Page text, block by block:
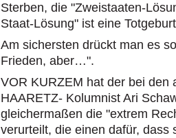
Sterben, die "Zweistaaten-
Staat-Lösung" ist eine
Am sichersten drückt man es
Frieden, aber…".
VOR KURZEM hat der bei den
HAARETZ- Kolumnist Ari
gleichermaßen die "extrem
verurteilt, die einen dafür, dass